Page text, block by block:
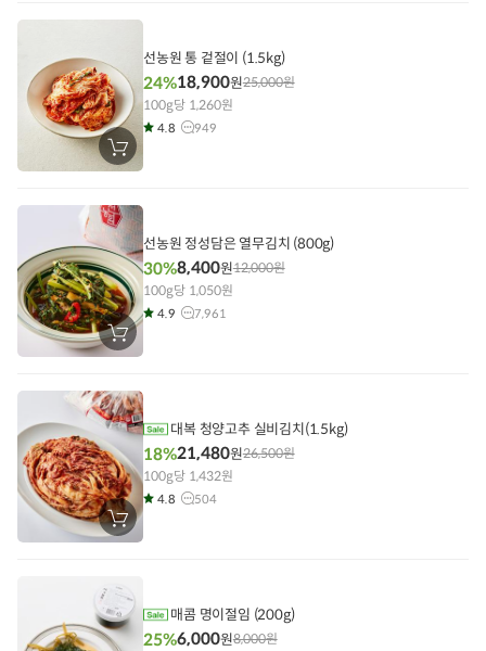
에
장
바
에
담
기
선농원 통 겉절이 (1.5kg)
24%18,900원25,000원
100g당 1,260원
4.8 949
장
바
에
담
기
선농원 정성담은 열무김치 (800g)
30%8,400원12,000원
100g당 1,050원
4.9 7,961
장
바
담
기
대복 청양고추 실비김치(1.5kg)
18%21,480원26,500원
100g당 1,432원
4.8 504
매콤 명이절임 (200g)
25%6,000원8,000원